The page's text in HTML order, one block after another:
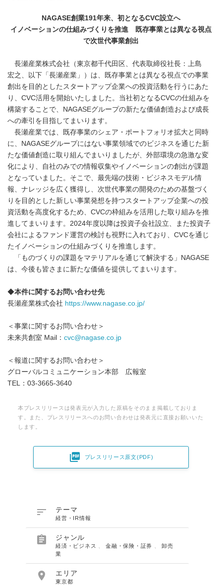
NAGASE創業191年来、初となるCVC設立へ
イノベーションの仕組みづくりを推進 既存事業とは異なる視点
で次世代事業創出
長瀬産業株式会社（東京都千代田区、代表取締役社長：上島
宏之、以下「長瀬産業」）は、既存事業とは異なる視点での事業
創出を目的としたスタートアップ企業への投資活動を行うにあた
り、CVC活用を開始いたしました。当社初となるCVCの仕組みを
構築することで、NAGASEグループの新たな価値創造および成長
への牽引を目指してまいります。
長瀬産業では、既存事業のシェア・ポートフォリオ拡大と同時
に、NAGASEグループにはない事業領域でのビジネスを通じた新
たな価値創造に取り組んでまいりましたが、外部環境の急激な変
化により、自社のみでの情報収集やイノベーションの創出が課題
となっていました。そこで、最先端の技術・ビジネスモデル情
報、ナレッジを広く獲得し、次世代事業の開発のための基盤づく
りを目的とした新しい事業発想を持つスタートアップ企業への投
資活動を高度化するため、CVCの枠組みを活用した取り組みを推
進してまいります。2024年度以降は投資子会社設立、また投資子
会社によるファンド運営の検討も視野に入れており、CVCを通じ
たイノベーションの仕組みづくりを推進します。
「ものづくりの課題をマテリアルを通じて解決する」NAGASE
は、今後も皆さまに新たな価値を提供してまいります。
◆本件に関するお問い合わせ先
長瀬産業株式会社 https://www.nagase.co.jp/
＜事業に関するお問い合わせ＞
未来共創室 Mail： cvc@nagase.co.jp
＜報道に関するお問い合わせ＞
グローバルコミュニケーション本部 広報室
TEL：03-3665-3640
本プレスリリースは発表元が入力した原稿をそのまま掲載しておりま
す。また、プレスリリースへのお問い合わせは発表元に直接お願いいた
します。
 プレスリリース原文(PDF)
 テーマ
経営・IR情報
 ジャンル
経済・ビジネス 、金融・保険・証券 、卸売
業
 エリア
東京都